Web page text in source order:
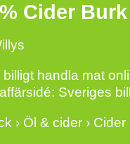
Cider
handla mat
Sveriges
› Öl & cider › Cider